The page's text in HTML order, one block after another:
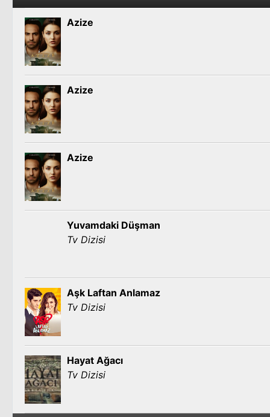
Tv Dizisi
Azize
Azize
Azize
Yuvamdaki Düşman
Tv Dizisi
Aşk Laftan Anlamaz
Tv Dizisi
Hayat Ağacı
Tv Dizisi